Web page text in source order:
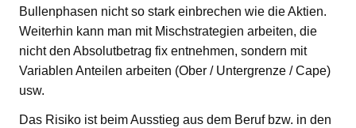
Bullenphasen nicht so stark einbrechen wie die Aktien.
Weiterhin kann man mit Mischstrategien arbeiten, die
nicht den Absolutbetrag fix entnehmen, sondern mit
Variablen Anteilen arbeiten (Ober / Untergrenze / Cape)
usw.
Das Risiko ist beim Ausstieg aus dem Beruf bzw. in den